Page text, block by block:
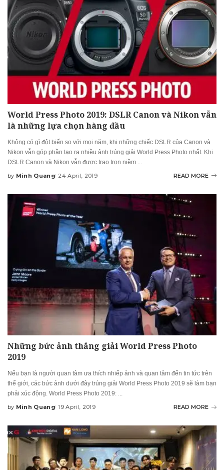
World Press Photo 2019: DSLR Canon và Nikon vẫn
là những lựa chọn hàng đầu
Không có gì đột biến so với mọi năm, khi những chiếc DSLR của Canon và
Nikon vẫn góp phần tạo ra nhiều ảnh trúng giải World Press Photo nhất. Khi
DSLR Canon và Nikon vẫn được trao trọn niềm ...
Posted
by Minh Quang 24 April, 2019 READ MORE
Những bức ảnh thắng giải World Press Photo
2019
Nếu bạn là người quan tâm ưa thích nhiếp ảnh và quan tâm đến tin tức trên
thế giới, các bức ảnh dưới đây trúng giải World Press Photo 2019 sẽ làm bạn
phải xúc động. World Press Photo 2019: ...
Posted
by Minh Quang 19 April, 2019 READ MORE